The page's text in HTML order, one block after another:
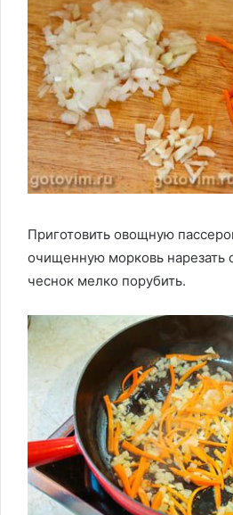
Приготовить овощную
очищенную морковь нарезать
чеснок мелко порубить.